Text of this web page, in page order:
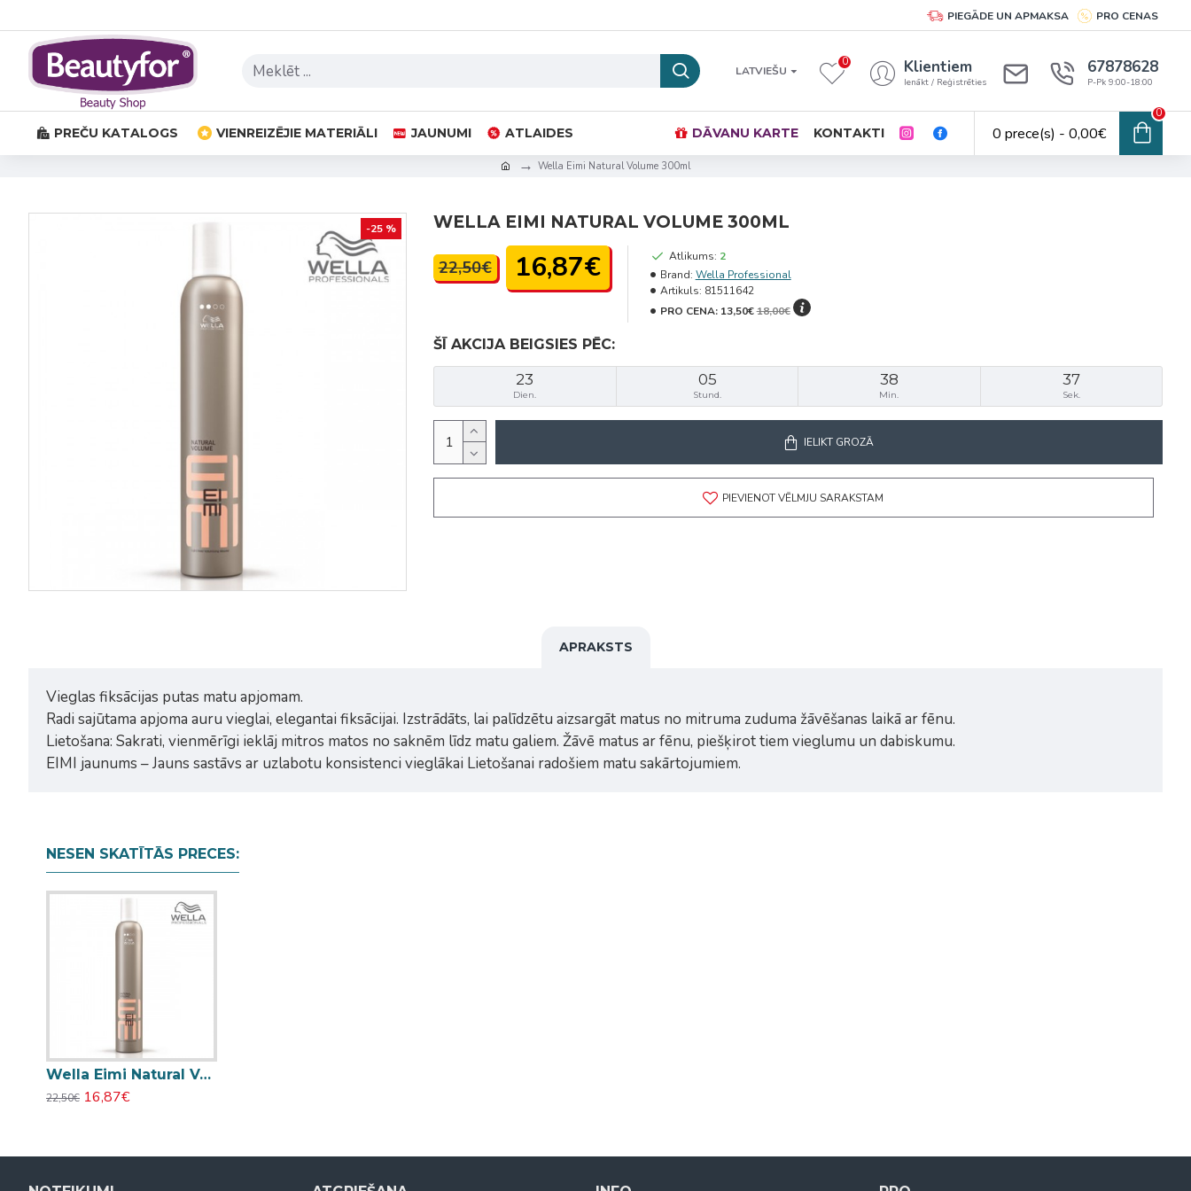
PIEGĀDE UN APMAKSA PRO CENAS
LATVIEŠU
0 Klientiem
Ienākt / Reģistrēties
67878628
P-Pk 9:00-18:00
PREČU KATALOGS VIENREIZĒJIE MATERIĀLI JAUNUMI ATLAIDES DĀVANU KARTE KONTAKTI 0 prece(s) - 0,00€
0
Wella Eimi Natural Volume 300ml
-25 % WELLA EIMI NATURAL VOLUME 300ML
ŠĪ AKCIJA BEIGSIES PĒC:
23
Dien.
05
Stund.
38
Min.
37
Sek.
22,50€ 16,87€ Atlikums: 2
Brand: Wella Professional
Artikuls: 81511642
PRO CENA: 13,50€18,00€
IELIKT GROZĀ
PIEVIENOT VĒLMJU SARAKSTAM
APRAKSTS
Vieglas fiksācijas putas matu apjomam.
Radi sajūtama apjoma auru vieglai, elegantai fiksācijai. Izstrādāts, lai palīdzētu aizsargāt matus no mitruma zuduma žāvēšanas laikā ar fēnu.
Lietošana: Sakrati, vienmērīgi ieklāj mitros matos no saknēm līdz matu galiem. Žāvē matus ar fēnu, piešķirot tiem vieglumu un dabiskumu.
EIMI jaunums – Jauns sastāvs ar uzlabotu konsistenci vieglākai Lietošanai radošiem matu sakārtojumiem.
NESEN SKATĪTĀS PRECES:
Wella Eimi Natural Volume 300ml
22,50€ 16,87€